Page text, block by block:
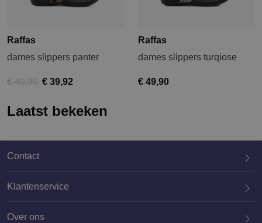
Raffas
dames slippers panter
€ 49,90 € 39,92
Raffas
dames slippers turqiose
€ 49,90
Laatst bekeken
Contact
020 659 3444
Klantenservice
Over ons